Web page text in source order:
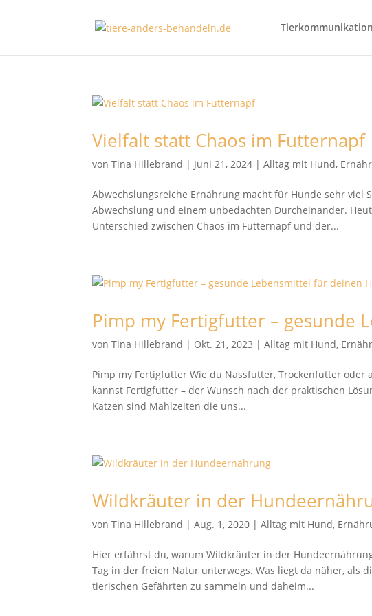
Vielfalt statt Chaos im Futternapf
vonTina Hillebrand | Juni 21, 2024 |Alltag mit Hund,
Abwechslungsreiche Ernährung macht für Hunde sehr
Abwechslung und einem unbedachten Durcheinander.
Unterschied zwischen Chaos im Futternapf und der...
Pimp my Fertigfutter – gesunde
vonTina Hillebrand | Okt. 21, 2023 |Alltag mit Hund,
Pimp my Fertigfutter Wie du Nassfutter, Trockenfutter
kannst Fertigfutter – der Wunsch nach der praktischen
Katzen sind Mahlzeiten die uns...
Wildkräuter in der
vonTina Hillebrand |Aug. 1, 2020 |Alltag mit Hund,
Hier erfährst du, warum Wildkräuter in der
Tag in der freien Natur unterwegs. Was liegt da näher, als
tierischen Gefährten zu sammeln und daheim...